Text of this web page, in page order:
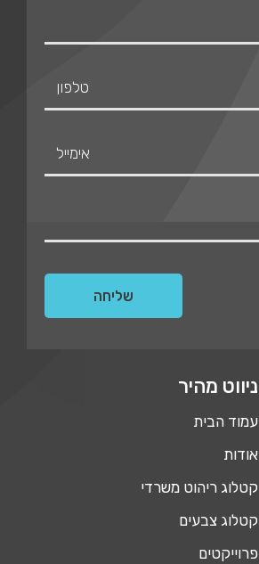
ניווט מהיר
עמוד הבית
אודות
קטלוג ריהוט משרדי
קטלוג צבעים
פרוייקטים